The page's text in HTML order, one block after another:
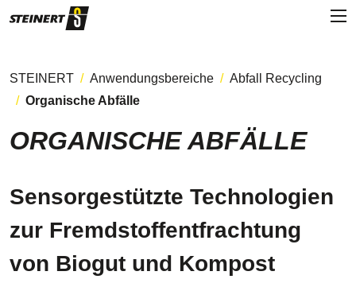
STEINERT Anwendungsbereiche
Abfall Recycling
Organische Abfälle
ORGANISCHE ABFÄLLE
Sensorgestützte Technologien
zur Fremdstoffentfrachtung
von Biogut und Kompost